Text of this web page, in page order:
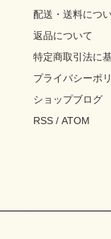
配送・送料につ
返品について
特定商取引法に
プライバシーポ
ショップブログ
RSS / ATOM